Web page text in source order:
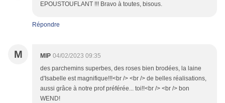
EPOUSTOUFLANT !!! Bravo à toutes, bisous.
Répondre
M MIP 04/02/2023 09:35
des parchemins superbes, des roses bien brodées, la laine
d'Isabelle est magnifique!!!<br /> <br /> de belles réalisations,
aussi grâce à notre prof préférée... toi!!<br /> <br /> bon
WEND!